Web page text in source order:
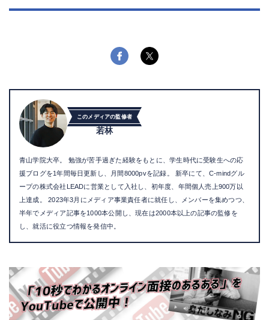
このメディアの監修者
若林
青山学院大卒。 勉強が苦手過ぎた経験をもとに、学生時代に受験生への応
援ブログを1年間毎日更新し、月間8000pvを記録。 新卒にて、C-mindグル
ープの株式会社LEADに営業として入社し、初年度、年間個人売上900万以
上達成。 2023年3月にメディア事業責任者に就任し、メンバーを集めつつ、
半年でメディア記事を1000本公開し、現在は2000本以上の記事の監修を
し、就活に役立つ情報を発信中。